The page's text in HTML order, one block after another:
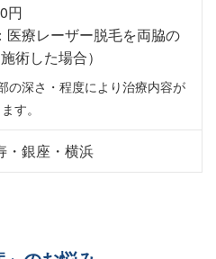
円
医療レーザー脱毛を両脇の
術した場合）
の深さ・程度により治療内容が
す。
・銀座・横浜